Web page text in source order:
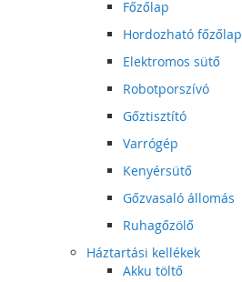
Főzőlap
Hordozható főzőlap
Elektromos sütő
Robotporszívó
Gőztisztító
Varrógép
Kenyérsütő
Gőzvasaló állomás
Ruhagőzölő
Háztartási kellékek
Akku töltő